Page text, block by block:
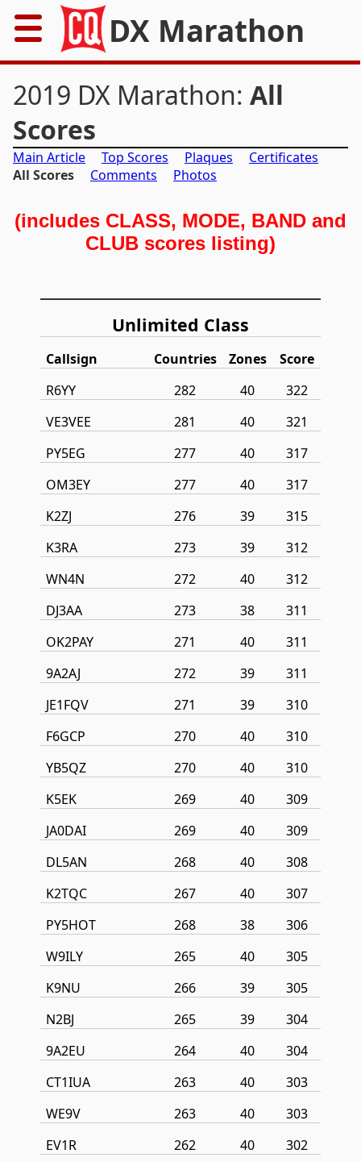
DX Marathon
Results
Awards
News
FAQs
2019 DX Marathon: All
Scores
Main Article Top Scores Plaques
Certificates
All Scores
Comments Photos
(includes CLASS, MODE, BAND and
CLUB scores listing)
Unlimited Class
Callsign Countries Zones
Score
R6YY
282 40
322
VE3VEE
281 40
321
PY5EG
277 40
317
OM3EY
277 40
317
K2ZJ
276 39
315
K3RA
273 39
312
WN4N
272 40
312
DJ3AA
273 38
311
OK2PAY
271 40
311
9A2AJ
272 39
311
JE1FQV
271 39
310
F6GCP
270 40
310
YB5QZ
270 40
310
K5EK
269 40
309
JA0DAI
269 40
309
DL5AN
268 40
308
K2TQC
267 40
307
PY5HOT
268 38
306
W9ILY
265 40
305
K9NU
266 39
305
N2BJ
265 39
304
9A2EU
264 40
304
CT1IUA
263 40
303
WE9V
263 40
303
EV1R
262 40
302